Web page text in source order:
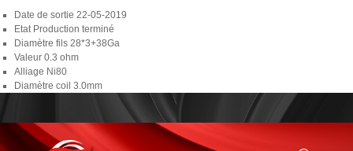
Date de sortie 22-05-2019
EtatProduction terminé
Diamètre fils 28*3+38Ga
Valeur 0.3 ohm
Alliage Ni80
Diamètre coil 3.0mm